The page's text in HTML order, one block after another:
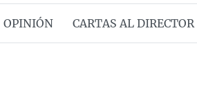
OPINIÓN CARTAS AL DIRECTOR